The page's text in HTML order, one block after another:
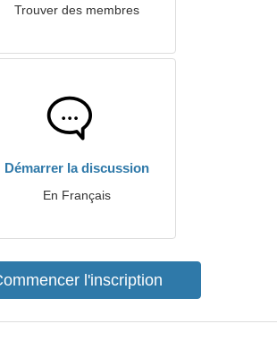
Trouver des membres
Démarrer la discussion
En Français
l'inscription